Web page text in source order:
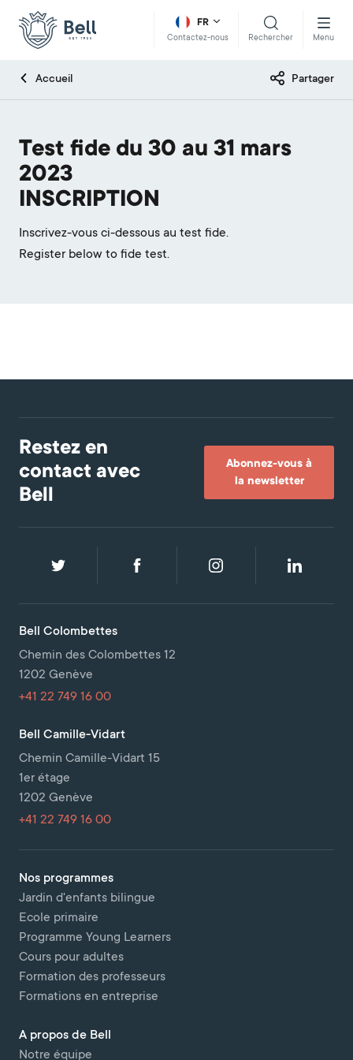
FR
Contactez-nous Rechercher Menu
Accueil Partager
Test fide du 30 au 31 mars
2023
INSCRIPTION
Inscrivez-vous ci-dessous au test fide.
Register below to fide test.
Restez en
contact avec
Bell
Abonnez-vous à
la newsletter
Nos programmes
Jardin d'enfants bilingue
Ecole primaire
Programme Young Learners
Cours pour adultes
Formation des professeurs
Formations en entreprise
A propos de Bell
Notre équipe
Bell Colombettes
Chemin des Colombettes 12
1202 Genève
+41 22 749 16 00
Bell Camille-Vidart
Chemin Camille-Vidart 15
1er étage
1202 Genève
+41 22 749 16 00